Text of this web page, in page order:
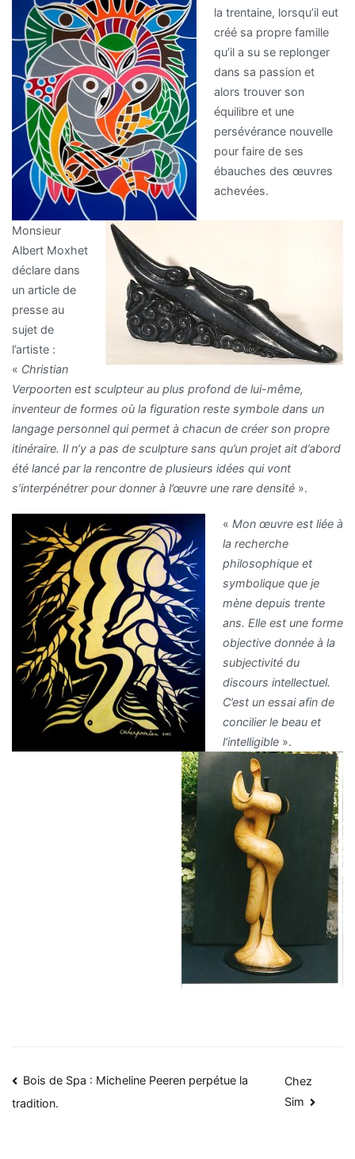
la trentaine, lorsqu’il eut
créé sa propre famille
qu’il a su se replonger
dans sa passion et
alors trouver son
équilibre et une
persévérance nouvelle
pour faire de ses
ébauches des œuvres
achevées.
Monsieur
Albert Moxhet
déclare dans
un article de
presse au
sujet de
l’artiste :
« Christian
Verpoorten est sculpteur au plus profond de lui-même,
inventeur de formes où la figuration reste symbole dans un
langage personnel qui permet à chacun de créer son propre
itinéraire. Il n’y a pas de sculpture sans qu’un projet ait d’abord
été lancé par la rencontre de plusieurs idées qui vont
s’interpénétrer pour donner à l’œuvre une rare densité ».
« Mon œuvre est liée à
la recherche
philosophique et
symbolique que je
mène depuis trente
ans. Elle est une forme
objective donnée à la
subjectivité du
discours intellectuel.
C’est un essai afin de
concilier le beau et
l’intelligible».
Navigation
de
Bois de Spa : Micheline Peeren perpétue la
tradition.
Chez
Sim